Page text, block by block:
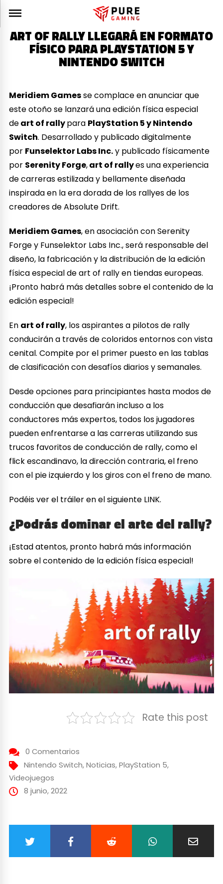
ART OF RALLY LLEGARÁ EN FORMATO
FÍSICO PARA PLAYSTATION 5 Y
NINTENDO SWITCH
Meridiem Gamesse complace en anunciar que
este otoño se lanzará una edición física especial
deart of rallypara PlayStation 5 y Nintendo
Switch. Desarrollado y publicado digitalmente
por Funselektor Labs Inc.y publicado físicamente
por Serenity Forge,art of rallyes una experiencia
de carreras estilizada y bellamente diseñada
inspirada en la era dorada de los rallyes de los
creadores de Absolute Drift.
Meridiem Games, en asociación con Serenity
Forge y Funselektor Labs Inc., será responsable del
diseño, la fabricación y la distribución de la edición
física especial de art of rally en tiendas europeas.
¡Pronto habrá más detalles sobre el contenido de la
edición especial!
En art of rally, los aspirantes a pilotos de rally
conducirán a través de coloridos entornos con vista
cenital. Compite por el primer puesto en las tablas
de clasificación con desafíos diarios y semanales.
Desde opciones para principiantes hasta modos de
conducción que desafiarán incluso a los
conductores más expertos, todos los jugadores
pueden enfrentarse a las carreras utilizando sus
trucos favoritos de conducción de rally, como el
flick escandinavo, la dirección contraria, el freno
con el pie izquierdo y los giros con el freno de mano.
Podéis ver el tráiler en el siguiente LINK.
¿Podrás dominar el arte del rally?
¡Estad atentos, pronto habrá más información
sobre el contenido de la edición física especial!
Rate this post
0 Comentarios
Nintendo Switch, Noticias, PlayStation 5,
Videojuegos
8 junio, 2022